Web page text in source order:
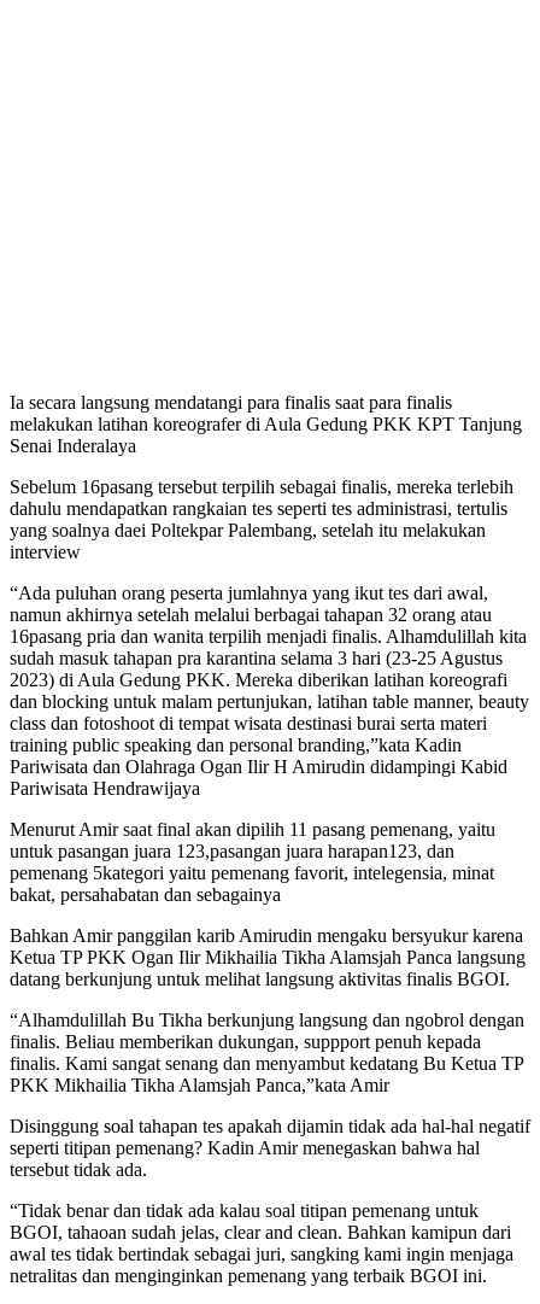
Ia secara langsung mendatangi para finalis saat para finalis
melakukan latihan koreografer di Aula Gedung PKK KPT Tanjung
Senai Inderalaya
Sebelum 16pasang tersebut terpilih sebagai finalis, mereka terlebih
dahulu mendapatkan rangkaian tes seperti tes administrasi, tertulis
yang soalnya daei Poltekpar Palembang, setelah itu melakukan
interview
“Ada puluhan orang peserta jumlahnya yang ikut tes dari awal,
namun akhirnya setelah melalui berbagai tahapan 32 orang atau
16pasang pria dan wanita terpilih menjadi finalis. Alhamdulillah kita
sudah masuk tahapan pra karantina selama 3 hari (23-25 Agustus
2023) di Aula Gedung PKK. Mereka diberikan latihan koreografi
dan blocking untuk malam pertunjukan, latihan table manner, beauty
class dan fotoshoot di tempat wisata destinasi burai serta materi
training public speaking dan personal branding,”kata Kadin
Pariwisata dan Olahraga Ogan Ilir H Amirudin didampingi Kabid
Pariwisata Hendrawijaya
Menurut Amir saat final akan dipilih 11 pasang pemenang, yaitu
untuk pasangan juara 123,pasangan juara harapan123, dan
pemenang 5kategori yaitu pemenang favorit, intelegensia, minat
bakat, persahabatan dan sebagainya
Bahkan Amir panggilan karib Amirudin mengaku bersyukur karena
Ketua TP PKK Ogan Ilir Mikhailia Tikha Alamsjah Panca langsung
datang berkunjung untuk melihat langsung aktivitas finalis BGOI.
“Alhamdulillah Bu Tikha berkunjung langsung dan ngobrol dengan
finalis. Beliau memberikan dukungan, suppport penuh kepada
finalis. Kami sangat senang dan menyambut kedatang Bu Ketua TP
PKK Mikhailia Tikha Alamsjah Panca,”kata Amir
Disinggung soal tahapan tes apakah dijamin tidak ada hal-hal negatif
seperti titipan pemenang? Kadin Amir menegaskan bahwa hal
tersebut tidak ada.
“Tidak benar dan tidak ada kalau soal titipan pemenang untuk
BGOI, tahaoan sudah jelas, clear and clean. Bahkan kamipun dari
awal tes tidak bertindak sebagai juri, sangking kami ingin menjaga
netralitas dan menginginkan pemenang yang terbaik BGOI ini.